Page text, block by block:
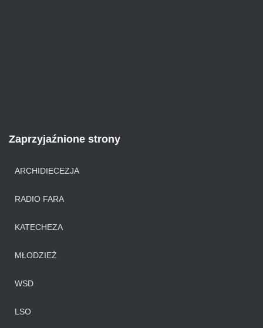
Zaprzyjaźnione strony
ARCHIDIECEZJA
RADIO FARA
KATECHEZA
MŁODZIEŻ
WSD
LSO